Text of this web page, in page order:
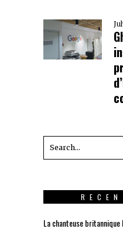
La chanteuse britannique